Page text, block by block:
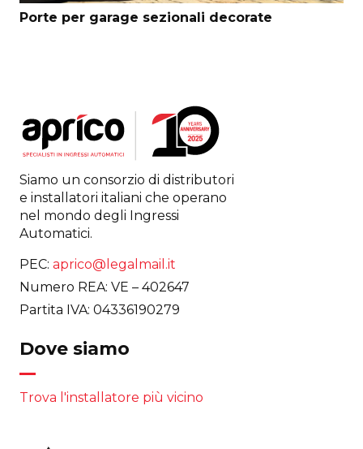
Porte per garage sezionali decorate
Siamo un consorzio di distributori
e installatori italiani che operano
nel mondo degli Ingressi
Automatici.
PEC: aprico@legalmail.it
Numero REA: VE – 402647
Partita IVA: 04336190279
Dove siamo
Trova l'installatore più vicino